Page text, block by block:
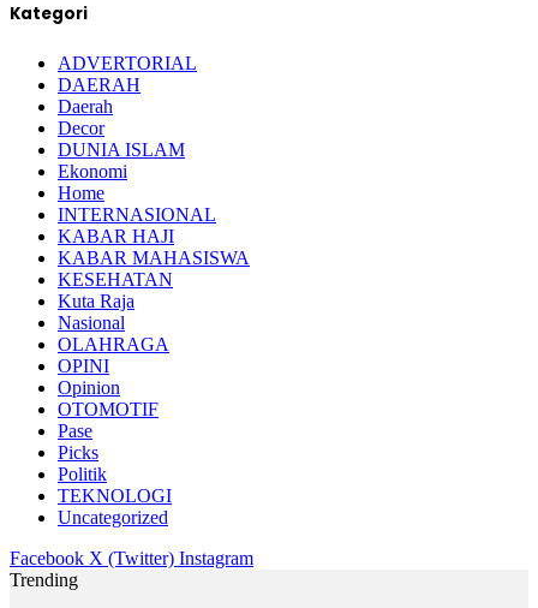
Kategori
ADVERTORIAL
DAERAH
Daerah
Decor
DUNIA ISLAM
Ekonomi
Home
INTERNASIONAL
KABAR HAJI
KABAR MAHASISWA
KESEHATAN
Kuta Raja
Nasional
OLAHRAGA
OPINI
Opinion
OTOMOTIF
Pase
Picks
Politik
TEKNOLOGI
Uncategorized
Facebook X (Twitter) Instagram
Trending